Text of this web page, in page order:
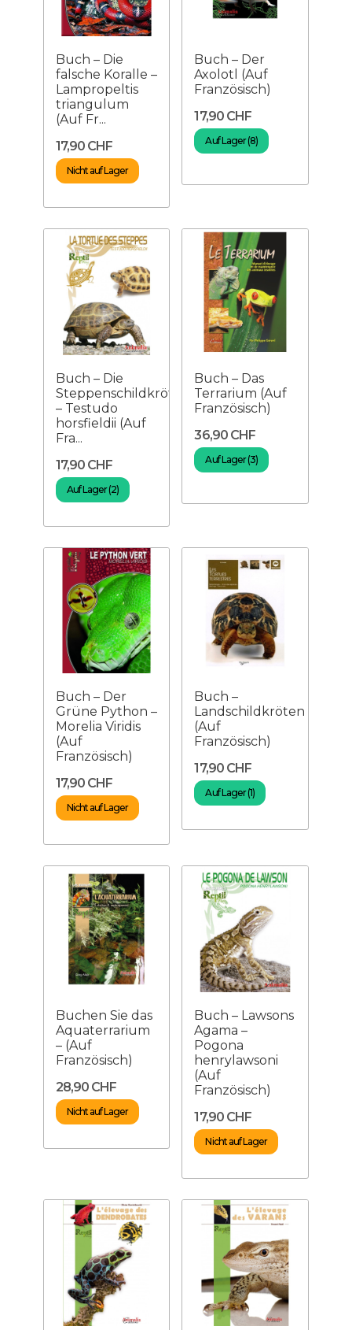
Buch – Die
falsche Koralle –
Lampropeltis
triangulum
(Auf Fr...
17,90 CHF
Nicht auf Lager
Buch – Der
Axolotl (Auf
Französisch)
17,90 CHF
Auf Lager (8)
Buch – Die
Steppenschildkröte
– Testudo
horsfieldii (Auf
Fra...
17,90 CHF
Auf Lager (2)
Buch – Das
Terrarium (Auf
Französisch)
36,90 CHF
Auf Lager (3)
Buch – Der
Grüne Python –
Morelia Viridis
(Auf
Französisch)
17,90 CHF
Nicht auf Lager
Buch –
Landschildkröten
(Auf
Französisch)
17,90 CHF
Auf Lager (1)
Buchen Sie das
Aquaterrarium
– (Auf
Französisch)
28,90 CHF
Nicht auf Lager
Buch – Lawsons
Agama –
Pogona
henrylawsoni
(Auf
Französisch)
17,90 CHF
Nicht auf Lager